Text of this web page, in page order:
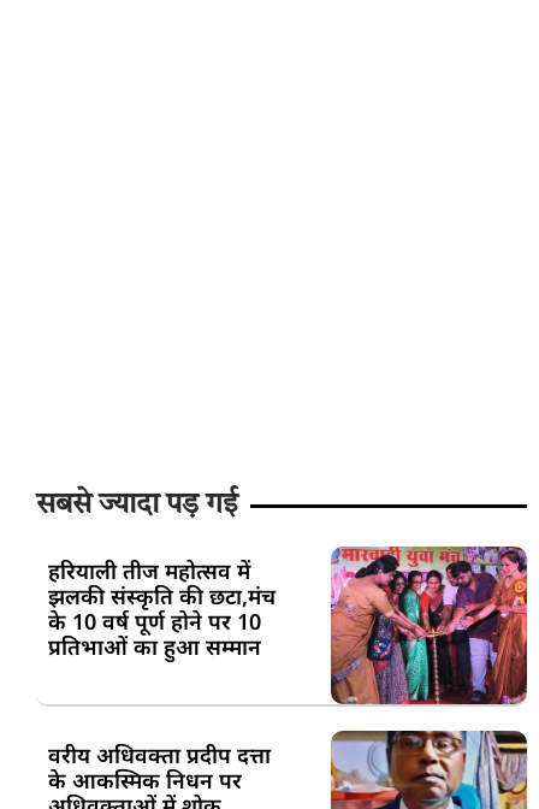
सबसे ज्यादा पड़ गई
हरियाली तीज महोत्सव में
झलकी संस्कृति की छटा,मंच
के 10 वर्ष पूर्ण होने पर 10
प्रतिभाओं का हुआ सम्मान
वरीय अधिवक्ता प्रदीप दत्ता
के आकस्मिक निधन पर